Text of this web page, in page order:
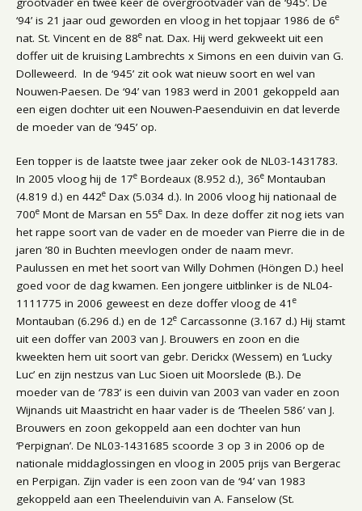
‘94’ is 21 jaar oud geworden en vloog in het topjaar 1986 de 6e
nat. St. Vincent en de 88e nat. Dax. Hij werd gekweekt uit een
doffer uit de kruising Lambrechts x Simons en een duivin van G.
Dolleweerd. In de ‘945’ zit ook wat nieuw soort en wel van
Nouwen-Paesen. De ‘94’ van 1983 werd in 2001 gekoppeld aan
een eigen dochter uit een Nouwen-Paesenduivin en dat leverde
de moeder van de ‘945’ op.
Een topper is de laatste twee jaar zeker ook de NL03-1431783.
In 2005 vloog hij de 17e Bordeaux (8.952 d.), 36e Montauban
(4.819 d.) en 442e Dax (5.034 d.). In 2006 vloog hij nationaal de
700e Mont de Marsan en 55e Dax. In deze doffer zit nog iets van
het rappe soort van de vader en de moeder van Pierre die in de
jaren ’80 in Buchten meevlogen onder de naam mevr.
Paulussen en met het soort van Willy Dohmen (Höngen D.) heel
goed voor de dag kwamen. Een jongere uitblinker is de NL04-
1111775 in 2006 geweest en deze doffer vloog de 41e
Montauban (6.296 d.) en de 12e Carcassonne (3.167 d.) Hij stamt
uit een doffer van 2003 van J. Brouwers en zoon en die
kweekten hem uit soort van gebr. Derickx (Wessem) en ‘Lucky
Luc’ en zijn nestzus van Luc Sioen uit Moorslede (B.). De
moeder van de ‘783’ is een duivin van 2003 van vader en zoon
Wijnands uit Maastricht en haar vader is de ‘Theelen 586’ van J.
Brouwers en zoon gekoppeld aan een dochter van hun
‘Perpignan’. De NL03-1431685 scoorde 3 op 3 in 2006 op de
nationale middaglossingen en vloog in 2005 prijs van Bergerac
en Perpigan. Zijn vader is een zoon van de ‘94’ van 1983
gekoppeld aan een Theelenduivin van A. Fanselow (St.